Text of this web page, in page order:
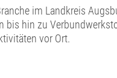
im Landkreis
bis hin zu
vor Ort.